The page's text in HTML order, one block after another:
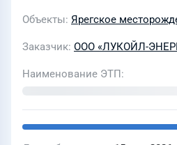
комплекса
ООО «ЛУКОЙЛ-
Объекты Ярегское
Заказчик ООО «ЛУКОЙЛ-
Наименование ЭТП